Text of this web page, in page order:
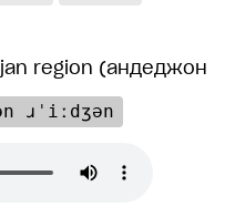
region (андеджон
ɹˈiːdʒən